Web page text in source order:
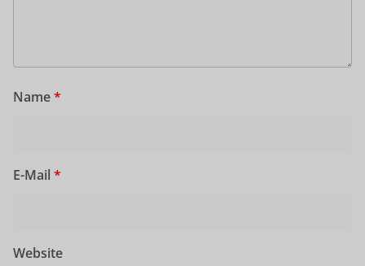
Name*
E-Mail *
Website